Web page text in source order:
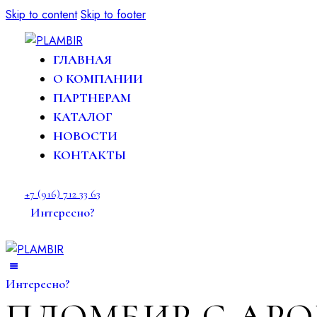
Skip to content Skip to footer
ГЛАВНАЯ
О КОМПАНИИ
ПАРТНЕРАМ
КАТАЛОГ
НОВОСТИ
КОНТАКТЫ
+7 (916) 712 33 63
Интересно?
Интересно?